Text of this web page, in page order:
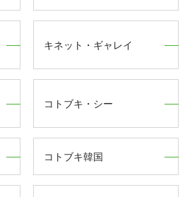
キネット・ギャレイ
コトブキ・シー
コトブキ韓国